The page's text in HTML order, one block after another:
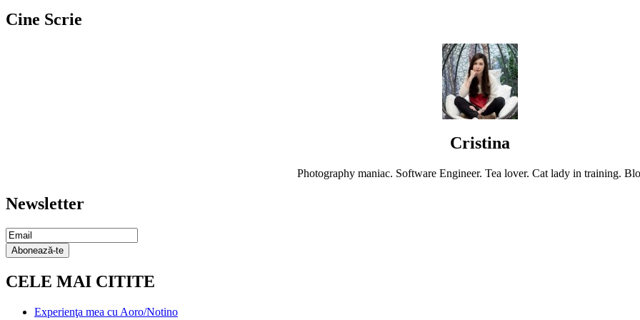
Cine Scrie
Cristina
Photography maniac. Software Engineer. Tea lover. Cat lady in training.
Newsletter
Email
Subscription
Abonează-te
CELE MAI CITITE
Experienţa mea cu Aoro/Notino